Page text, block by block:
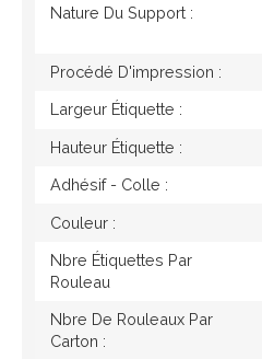
Nature Du Support :
Procédé D'impression :
Largeur Étiquette :
Hauteur Étiquette :
Adhésif - Colle :
Couleur :
Nbre Étiquettes Par
Rouleau
Nbre De Rouleaux Par
Carton :